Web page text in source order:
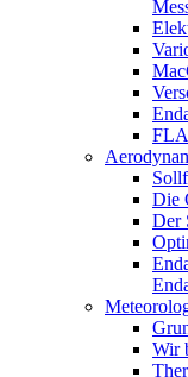
Die
Der
Wir